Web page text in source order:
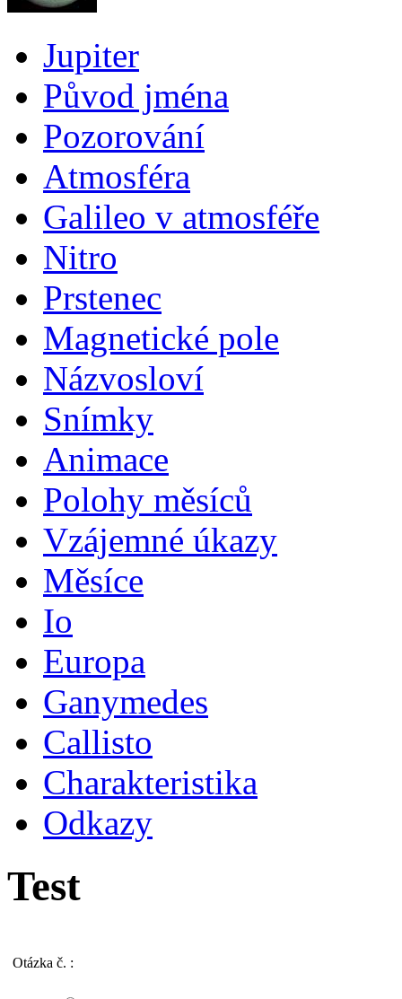
Jupiter
Původ jména
Pozorování
Atmosféra
Galileo v atmosféře
Nitro
Prstenec
Magnetické pole
Názvosloví
Snímky
Animace
Polohy měsíců
Vzájemné úkazy
Měsíce
Io
Europa
Ganymedes
Callisto
Charakteristika
Odkazy
Test
Otázka č. :